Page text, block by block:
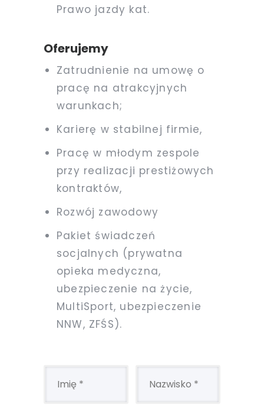
Prawo jazdy kat.
Oferujemy
Zatrudnienie na umowę o
pracę na atrakcyjnych
warunkach;
Karierę w stabilnej firmie,
Pracę w młodym zespole
przy realizacji prestiżowych
kontraktów,
Rozwój zawodowy
Pakiet świadczeń
socjalnych (prywatna
opieka medyczna,
ubezpieczenie na życie,
MultiSport, ubezpieczenie
NNW, ZFŚS).